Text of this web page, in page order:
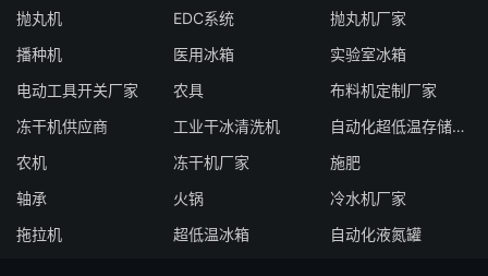
抛丸机 EDC系统
抛丸机厂家
播种机
医用冰箱
实验室冰箱
电动工具开关厂家
农具
布料机定制厂家
冻干机供应商
工业干冰清洗机
自动化超低温存储系统厂家
农机
冻干机厂家
施肥
轴承
火锅
冷水机厂家
拖拉机
超低温冰箱 自动化液氮罐